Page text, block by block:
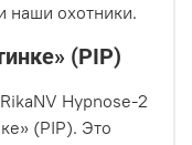
наши охотники.
(PIP)
Hypnose-2
(PIP). Это